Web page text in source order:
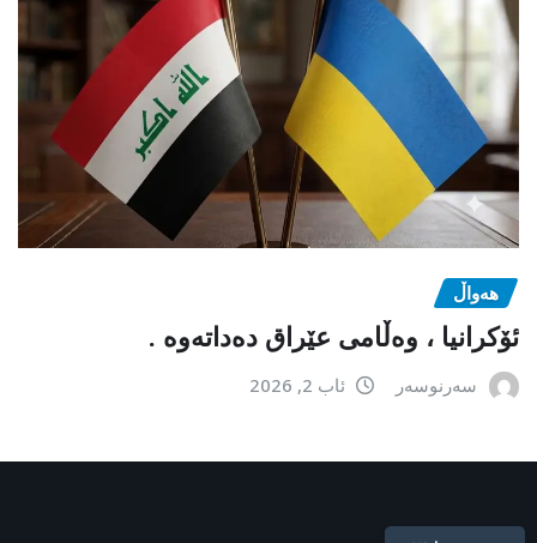
هەواڵ
ئۆکرانیا ، وەڵامی عێراق دەداتەوە .
سەرنوسەر ئاب 2, 2026